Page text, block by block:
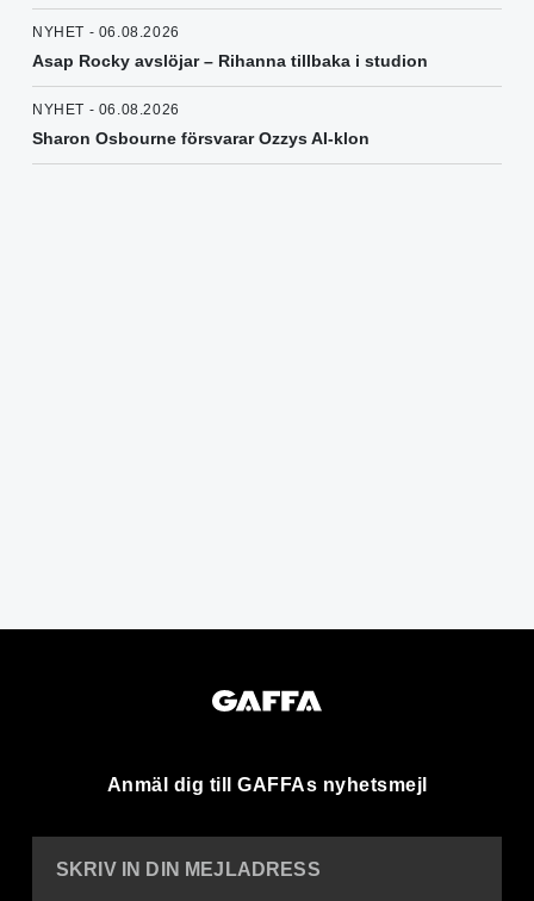
NYHET - 06.08.2026
Asap Rocky avslöjar – Rihanna tillbaka i studion
NYHET - 06.08.2026
Sharon Osbourne försvarar Ozzys AI-klon
Anmäl dig till GAFFAs nyhetsmejl
SKRIV IN DIN MEJLADRESS